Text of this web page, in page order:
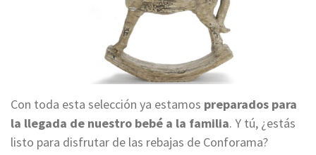
Con toda esta selección ya estamos preparados para
la llegada de nuestro bebé a la familia. Y tú, ¿estás
listo para disfrutar de las rebajas de Conforama?